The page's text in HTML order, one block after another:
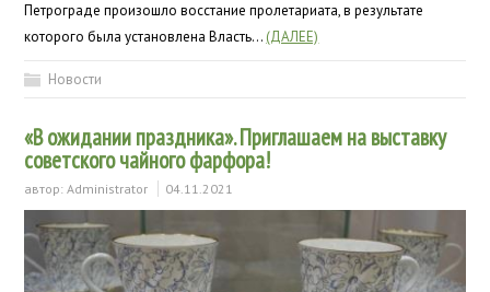
Петрограде произошло восстание пролетариата, в результате
которого была установлена Власть… (ДАЛЕЕ)
Новости
«В ожидании праздника». Приглашаем на выставку
советского чайного фарфора!
автор:Administrator 04.11.2021